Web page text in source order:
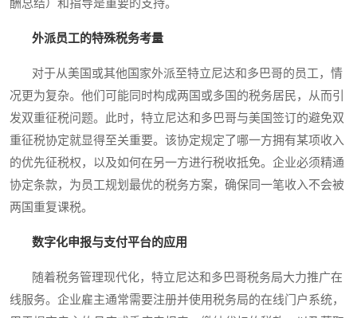
酬总结）和指导是重要的支持。
外派员工的特殊税务考量
对于从美国或其他国家外派至特立尼达和多巴哥的员工，情
况更为复杂。他们可能同时构成两国或多国的税务居民，从而引
发双重征税问题。此时，特立尼达和多巴哥与美国签订的避免双
重征税协定就显得至关重要。该协定规定了哪一方拥有某项收入
的优先征税权，以及如何在另一方进行税收抵免。企业必须精通
协定条款，为员工规划最优的税务方案，确保同一笔收入不会被
两国重复课税。
数字化申报与支付平台的应用
随着税务管理现代化，特立尼达和多巴哥税务局大力推广在
线服务。企业雇主通常需要注册并使用税务局的在线门户系统，